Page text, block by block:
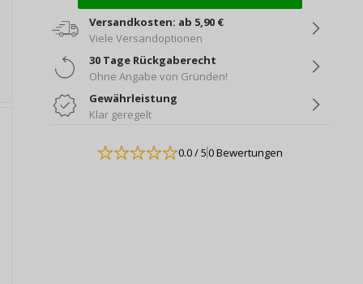
Versandkosten: ab 5,90 €
Viele Versandoptionen
30 Tage Rückgaberecht
Ohne Angabe von Gründen!
Gewährleistung
Klar geregelt
0.0/ 50 Bewertungen